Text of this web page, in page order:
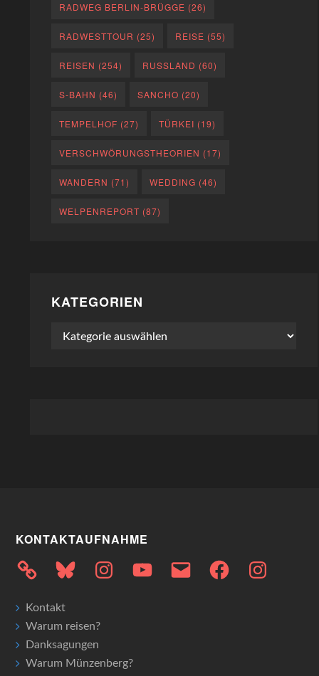
RADWEG BERLIN-BRÜGGE (26)
RADWESTTOUR (25) REISE (55)
REISEN (254) RUSSLAND (60)
S-BAHN (46) SANCHO (20)
TEMPELHOF (27) TÜRKEI (19)
VERSCHWÖRUNGSTHEORIEN (17)
WANDERN (71) WEDDING (46)
WELPENREPORT (87)
KATEGORIEN
Kategorien
KONTAKTAUFNAHME
Bluesky InstagramYouTubeE-
Mail
FacebookInstagram
Kontakt
Warum reisen?
Danksagungen
Warum Münzenberg?